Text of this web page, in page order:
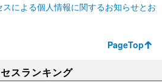
による個人情報に関するお知らせとお
PageTop
スランキング